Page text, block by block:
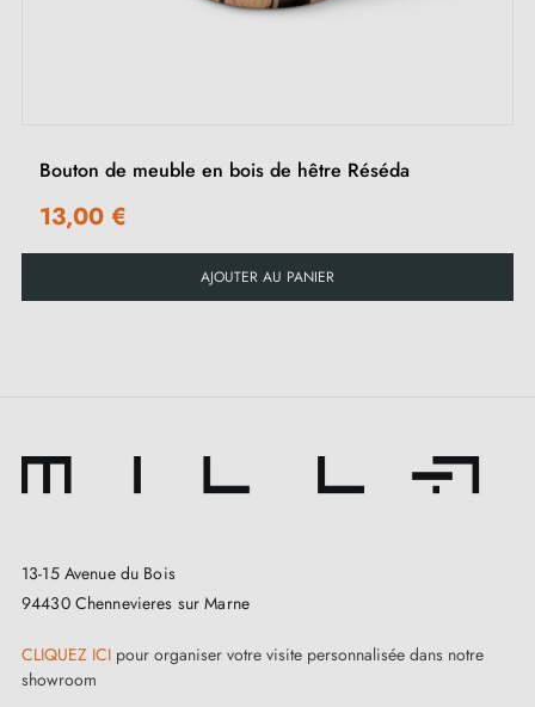
Bouton de meuble en bois de hêtre Réséda
13,00 €
AJOUTER AU PANIER
13-15 Avenue du Bois
94430 Chennevieres sur Marne
CLIQUEZ ICI pour organiser votre visite personnalisée dans notre
showroom